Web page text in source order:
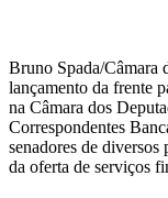
Bruno Spada/Câmara
lançamento da frente
na Câmara dos
Correspondentes
senadores de
da oferta de serviços